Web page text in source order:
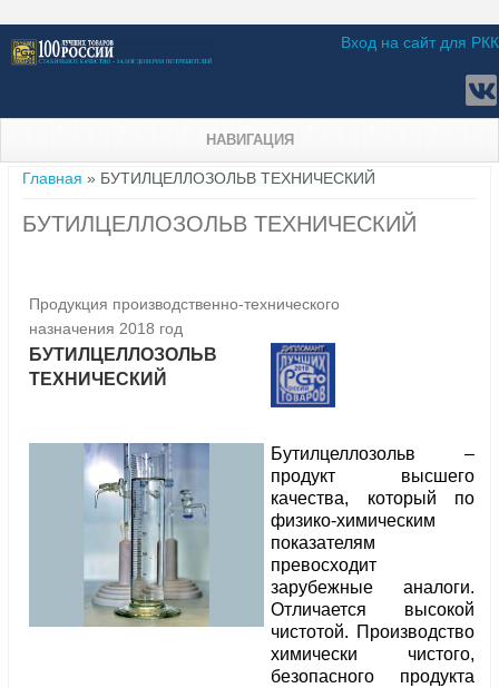
Вход на сайт для РКК
НАВИГАЦИЯ
Вы здесь
Главная » БУТИЛЦЕЛЛОЗОЛЬВ ТЕХНИЧЕСКИЙ
БУТИЛЦЕЛЛОЗОЛЬВ ТЕХНИЧЕСКИЙ
Продукция производственно-технического
назначения 2018 год
БУТИЛЦЕЛЛОЗОЛЬВ
ТЕХНИЧЕСКИЙ
Бутилцеллозольв –
продукт высшего
качества, который по
физико-химическим
показателям
превосходит
зарубежные аналоги.
Отличается высокой
чистотой. Производство
химически чистого,
безопасного продукта